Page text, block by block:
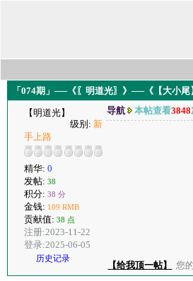
「074期」──《〖明道光〗》──《【大小
【明道光】
级别: 新
手上路
精华: 0
发帖: 38
积分: 38 分
金钱: 109 RMB
贡献值: 38 点
注册:2023-11-22
登录:2025-06-05
历史记录
导航 本帖查看3848
【给我顶一帖】 您